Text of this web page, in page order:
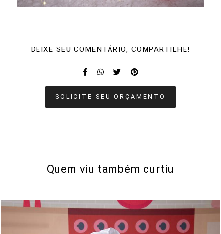
DEIXE SEU COMENTÁRIO, COMPARTILHE!
SOLICITE SEU ORÇAMENTO
Quem viu também curtiu